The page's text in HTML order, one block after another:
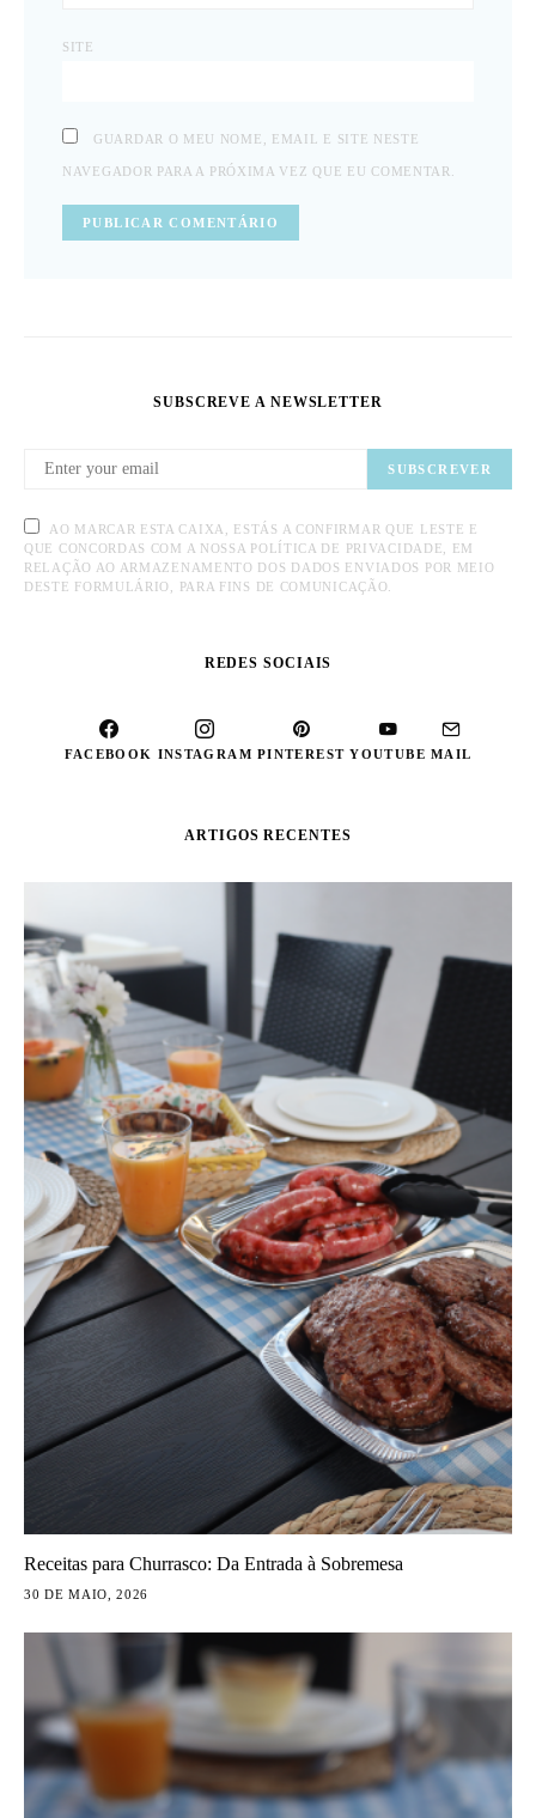
SITE
GUARDAR O MEU NOME, EMAIL E SITE NESTE
NAVEGADOR PARA A PRÓXIMA VEZ QUE EU COMENTAR.
SUBSCREVE A NEWSLETTER
SUBSCREVER
AO MARCAR ESTA CAIXA, ESTÁS A CONFIRMAR QUE LESTE E
QUE CONCORDAS COM A NOSSA POLÍTICA DE PRIVACIDADE, EM
RELAÇÃO AO ARMAZENAMENTO DOS DADOS ENVIADOS POR MEIO
DESTE FORMULÁRIO, PARA FINS DE COMUNICAÇÃO.
REDES SOCIAIS
FACEBOOK INSTAGRAM PINTEREST YOUTUBE MAIL
ARTIGOS RECENTES
Receitas para Churrasco: Da Entrada à Sobremesa
30 DE MAIO, 2026